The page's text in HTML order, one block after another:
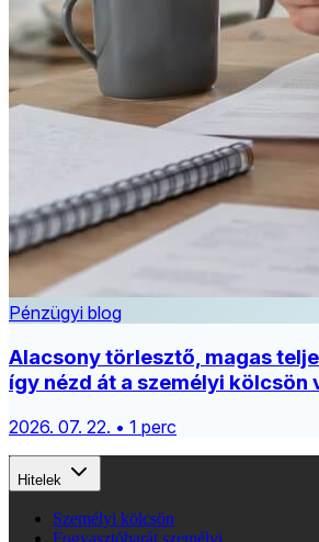
Pénzügyi blog
Alacsony törlesztő, magas
így nézd át a személyi kölcsön
2026. 07. 22. • 1 perc
Hitelek
Személyi kölcsön
Fogyasztóbarát személyi